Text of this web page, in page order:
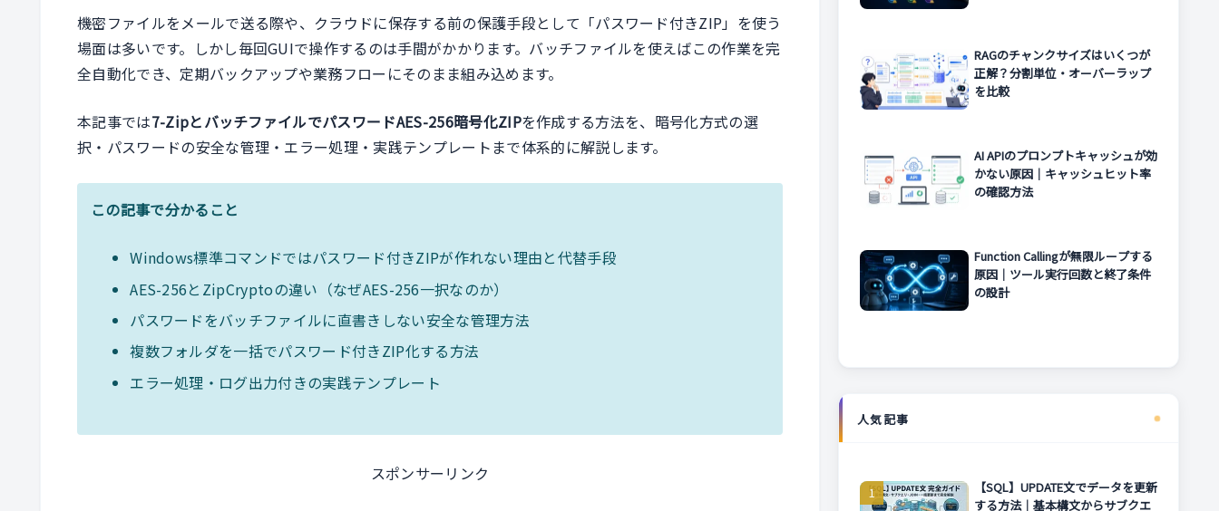
機密ファイルをメールで送る際や、クラウドに保存する前の保護手段として「パスワード付きZIP」を使う
場面は多いです。しかし毎回GUIで操作するのは手間がかかります。バッチファイルを使えばこの作業を完
全自動化でき、定期バックアップや業務フローにそのまま組み込めます。
本記事では7-ZipとバッチファイルでパスワードAES-256暗号化ZIPを作成する方法を、暗号化方式の選
択・パスワードの安全な管理・エラー処理・実践テンプレートまで体系的に解説します。
この記事で分かること
Windows標準コマンドではパスワード付きZIPが作れない理由と代替手段
AES-256とZipCryptoの違い（なぜAES-256一択なのか）
パスワードをバッチファイルに直書きしない安全な管理方法
複数フォルダを一括でパスワード付きZIP化する方法
エラー処理・ログ出力付きの実践テンプレート
スポンサーリンク
RAGのチャンクサイズはいくつが
正解？分割単位・オーバーラップ
を比較
AI APIのプロンプトキャッシュが効
かない原因｜キャッシュヒット率
の確認方法
Function Callingが無限ループする
原因｜ツール実行回数と終了条件
の設計
人気記事
【SQL】UPDATE文でデータを更新
する方法｜基本構文からサブクエ